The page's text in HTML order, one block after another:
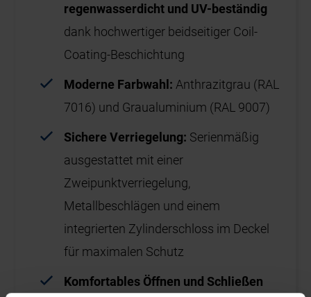
regenwasserdicht und UV-beständig
dank hochwertiger beidseitiger Coil-
Coating-Beschichtung
Moderne Farbwahl: Anthrazitgrau (RAL
7016) und Graualuminium (RAL 9007)
Sichere Verriegelung: Serienmäßig
ausgestattet mit einer
Zweipunktverriegelung,
Metallbeschlägen und einem
integrierten Zylinderschloss im Deckel
für maximalen Schutz
Komfortables Öffnen und Schließen